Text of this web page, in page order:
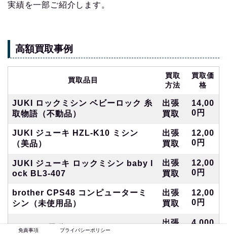
実績を一部ご紹介します。
高額買取事例
買取品目
買取
方法
買取価
格
JUKI ロックミシン ベビーロック 糸
取物語（不動品）
出張
買取
14,00
0円
JUKI ジューキ HZL-K10 ミシン
（美品）
出張
買取
12,00
0円
JUKI ジューキ ロックミシン baby l
ock BL3-407
出張
買取
12,00
0円
brother CPS48 コンピューターミ
シン（未使用品）
出張
買取
12,00
0円
AGUAR 電動ミシン MM-222
出張
4,000
免責事項 プライバシーポリシー